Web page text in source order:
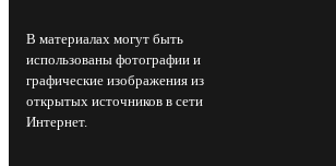
В материалах могут быть
использованы фотографии и
графические изображения из
открытых источников в сети
Интернет.